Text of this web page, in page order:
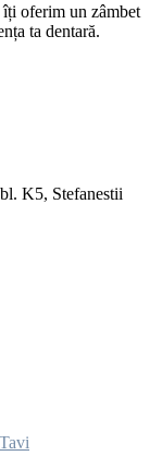
oferim un zâmbet
ta dentară.
K5, Stefanestii